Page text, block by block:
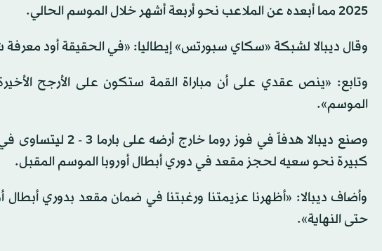
2025 مما أبعده عن الملاعب نحو أربعة أشهر خلال الموسم الحالي.
وقال ديبالا لشبكة «سكاي سبورتس» إيطاليا: «في الحقيقة أود
وتابع: «ينص عقدي على أن مباراة القمة ستكون على الأرجح
الموسم».
وصنع ديبالا هدفاً
كبيرة نحو سعيه لحجز مقعد في دوري أبطال أوروبا الموسم المقبل.
وأضاف ديبالا: «أظهرنا عزيمتنا ورغبتنا في ضمان مقعد بدوري أبطال
حتى النهاية».